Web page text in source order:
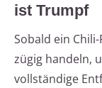
ist Trumpf
Sobald ein
zügig handeln,
vollständige